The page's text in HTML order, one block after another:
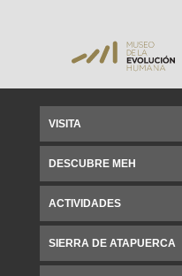
VISITA
DESCUBRE MEH
ACTIVIDADES
SIERRA DE ATAPUERCA